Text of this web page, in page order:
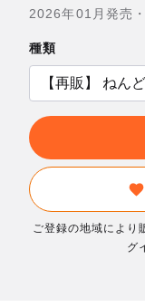
2026年01月発売
種類
ご登録の地域により
グ